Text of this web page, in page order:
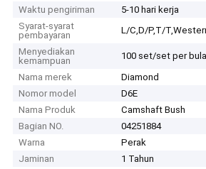
Waktu pengiriman
5-10 hari kerja
Syarat-syarat
pembayaran
L/C,D/P,T/
Menyediakan
kemampuan
100 set/set per
Nama merek
Diamond
Nomor model
D6E
Nama Produk
Camshaft Bush
Bagian NO.
04251884
Warna
Perak
Jaminan
1 Tahun